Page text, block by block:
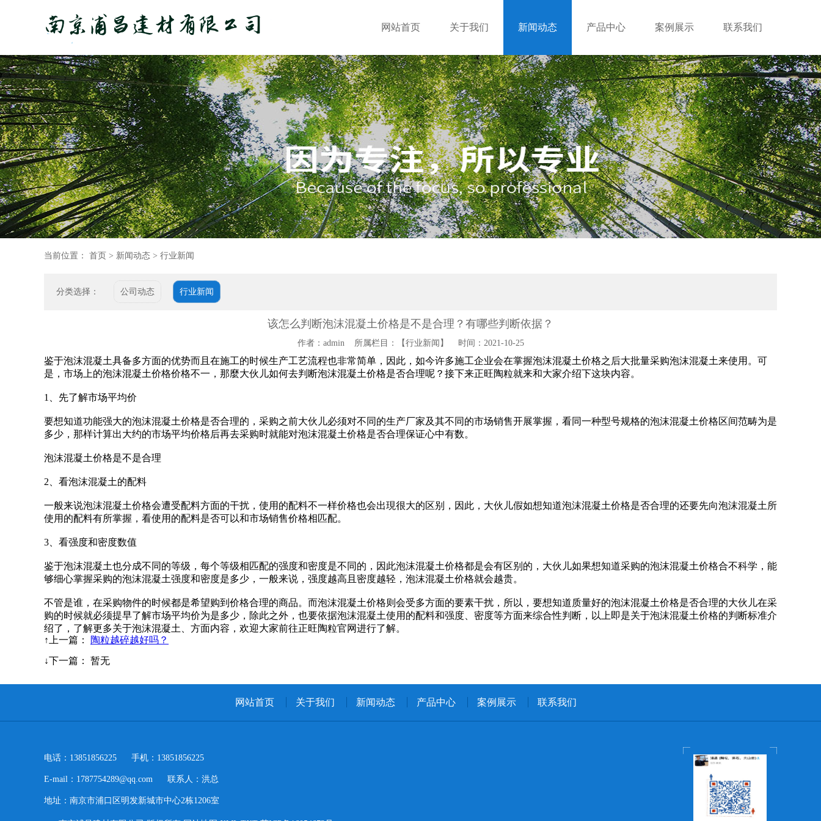
网站首页 关于我们 新闻动态 产品中心 案例展示 联系我们
当前位置： 首页 > 新闻动态 > 行业新闻
分类选择： 公司动态 行业新闻
该怎么判断泡沫混凝土价格是不是合理？有哪些判断依据？
作者：admin 所属栏目：【行业新闻】 时间：2021-10-25
鉴于泡沫混凝土具备多方面的优势而且在施工的时候生产工艺流程也非常简单，因此，如今许多施工企业会在掌握泡沫混凝土价格之后大批量采购泡沫混凝土来使用。可
是，市场上的泡沫混凝土价格价格不一，那麼大伙儿如何去判断泡沫混凝土价格是否合理呢？接下来正旺陶粒就来和大家介绍下这块内容。
1、先了解市场平均价
要想知道功能强大的泡沫混凝土价格是否合理的，采购之前大伙儿必须对不同的生产厂家及其不同的市场销售开展掌握，看同一种型号规格的泡沫混凝土价格区间范畴为是
多少，那样计算出大约的市场平均价格后再去采购时就能对泡沫混凝土价格是否合理保证心中有数。
泡沫混凝土价格是不是合理
2、看泡沫混凝土的配料
一般来说泡沫混凝土价格会遭受配料方面的干扰，使用的配料不一样价格也会出現很大的区别，因此，大伙儿假如想知道泡沫混凝土价格是否合理的还要先向泡沫混凝土所
使用的配料有所掌握，看使用的配料是否可以和市场销售价格相匹配。
3、看强度和密度数值
鉴于泡沫混凝土也分成不同的等级，每个等级相匹配的强度和密度是不同的，因此泡沫混凝土价格都是会有区别的，大伙儿如果想知道采购的泡沫混凝土价格合不科学，能
够细心掌握采购的泡沫混凝土强度和密度是多少，一般来说，强度越高且密度越轻，泡沫混凝土价格就会越贵。
不管是谁，在采购物件的时候都是希望购到价格合理的商品。而泡沫混凝土价格则会受多方面的要素干扰，所以，要想知道质量好的泡沫混凝土价格是否合理的大伙儿在采
购的时候就必须提早了解市场平均价为是多少，除此之外，也要依据泡沫混凝土使用的配料和强度、密度等方面来综合性判断，以上即是关于泡沫混凝土价格的判断标准介
绍了，了解更多关于泡沫混凝土、方面内容，欢迎大家前往正旺陶粒官网进行了解。
↑上一篇 ：
陶粒越碎越好吗？
↓下一篇 ： 暂无
网站首页 关于我们 新闻动态 产品中心 案例展示 联系我们
电话：13851856225 手机：13851856225
E-mail：1787754289@qq.com 联系人：洪总
地址：南京市浦口区明发新城市中心2栋1206室